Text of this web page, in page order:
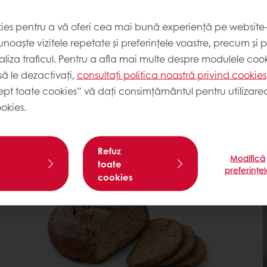
ci și îmbunătățește
Satisface, astfel,
pâine gustoasă,
asemenea, maiaua îi
specialități de pâini,
mâine o găsești în
ne-am dezvoltat
și metode de
– o gamă de maiele
de arome dintre
direct în aluat
finit
pentru a vă oferi cea mai bună experiență pe
vizitele repetate și preferințele voastre, precum și
traficul. Pentru a afla mai multe despre modulele
le dezactivați, consultați politica noastră privind cookies
toate cookies” vă dați consimțământul pentru
Refuz
toate
cookies
Modifică